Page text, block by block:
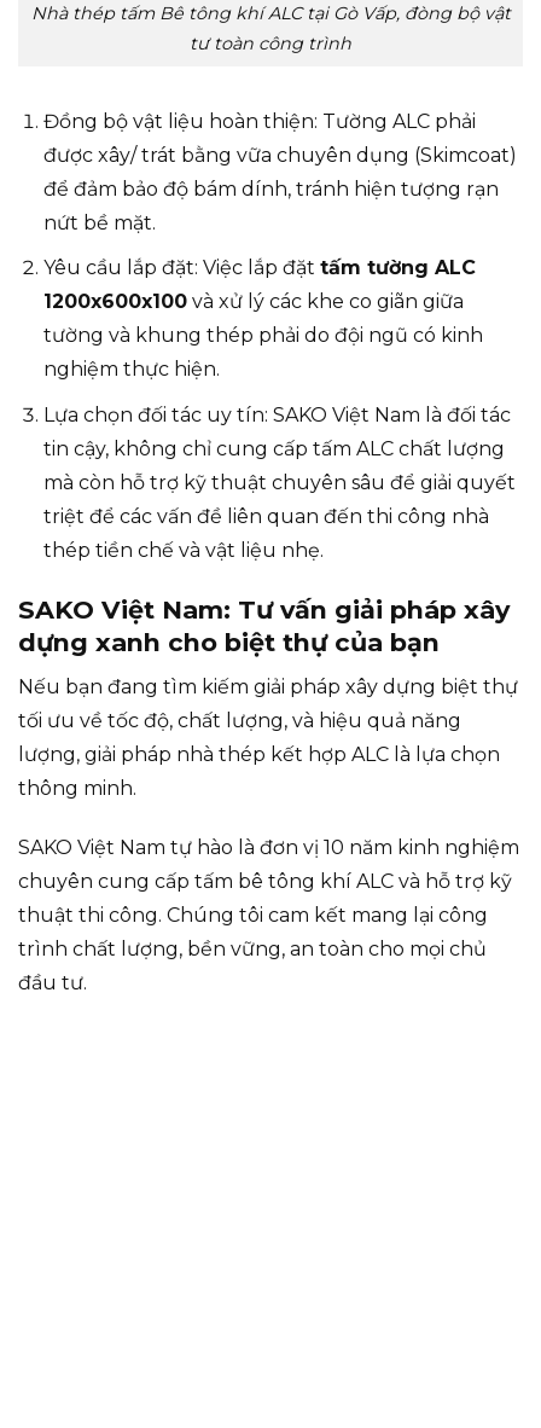
Nhà thép tấm Bê tông khí ALC tại Gò Vấp, đòng bộ vật
tư toàn công trình
Đồng bộ vật liệu hoàn thiện: Tường ALC phải
được xây/ trát bằng vữa chuyên dụng (Skimcoat)
để đảm bảo độ bám dính, tránh hiện tượng rạn
nứt bề mặt.
Yêu cầu lắp đặt: Việc lắp đặt tấm tường ALC
1200x600x100và xử lý các khe co giãn giữa
tường và khung thép phải do đội ngũ có kinh
nghiệm thực hiện.
Lựa chọn đối tác uy tín: SAKO Việt Nam là đối tác
tin cậy, không chỉ cung cấp tấm ALC chất lượng
mà còn hỗ trợ kỹ thuật chuyên sâu để giải quyết
triệt để các vấn đề liên quan đến thi công nhà
thép tiền chế và vật liệu nhẹ.
SAKO Việt Nam: Tư vấn giải pháp xây
dựng xanh cho biệt thự của bạn
Nếu bạn đang tìm kiếm giải pháp xây dựng biệt thự
tối ưu về tốc độ, chất lượng, và hiệu quả năng
lượng, giải pháp nhà thép kết hợp ALC là lựa chọn
thông minh.
SAKO Việt Nam tự hào là đơn vị 10 năm kinh nghiệm
chuyên cung cấp tấm bê tông khí ALC và hỗ trợ kỹ
thuật thi công. Chúng tôi cam kết mang lại công
trình chất lượng, bền vững, an toàn cho mọi chủ
đầu tư.